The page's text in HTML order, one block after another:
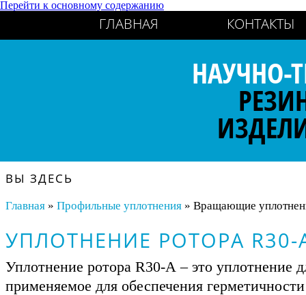
Перейти к основному содержанию
ГЛАВНАЯ КОНТАКТЫ
НАУЧНО-
ВЫ ЗДЕСЬ
Главная» Профильные уплотнения» Вращающие
УПЛОТНЕНИЕ РОТОРА R30-
Уплотнение ротора R30-А – это уплотнение
применяемое для обеспечения